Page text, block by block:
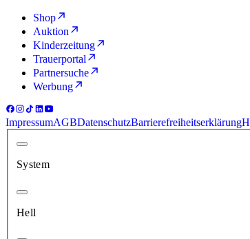
Shop
Auktion
Kinderzeitung
Trauerportal
Partnersuche
Werbung
ImpressumAGBDatenschutzBarrierefreiheitserklärung
System
Hell